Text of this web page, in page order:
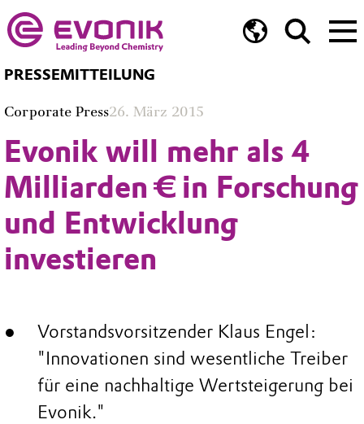
PRESSEMITTEILUNG
Corporate Press26. März 2015
Evonik will mehr als 4
Milliarden € in Forschung
und Entwicklung
investieren
Vorstandsvorsitzender Klaus Engel:
"Innovationen sind wesentliche Treiber
für eine nachhaltige Wertsteigerung bei
Evonik."